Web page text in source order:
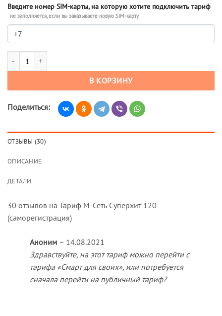
Введите номер SIM-карты, на которую хотите подключить тариф
не заполняется, если вы заказываете новую SIM-карту
В КОРЗИНУ
Поделиться:
ОТЗЫВЫ (30)
ОПИСАНИЕ
ДЕТАЛИ
30 отзывов на Тариф М-Сеть Суперхит 120
(саморегистрация)
Аноним – 14.08.2021
Здравствуйте, на этот тариф можно перейти с
тарифа «Смарт для своих», или потребуется
сначала перейти на публичный тариф?